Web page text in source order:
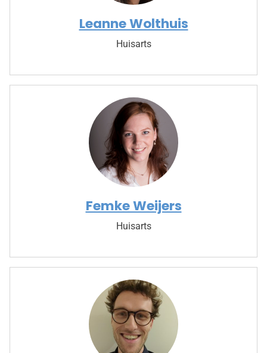
Leanne Wolthuis
Huisarts
Femke Weijers
Huisarts